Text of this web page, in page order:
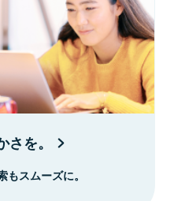
を。
スムーズに。